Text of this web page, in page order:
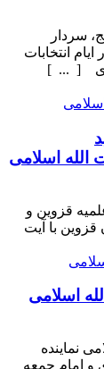
سردار
انتخابات
[ ... ]
الله اسلامی
قزوین و
با آیت
اسلامی
نماینده
و امام جمعه